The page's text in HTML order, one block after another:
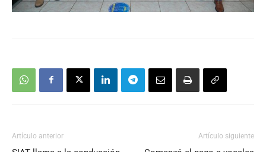
Artículo anterior Artículo siguiente